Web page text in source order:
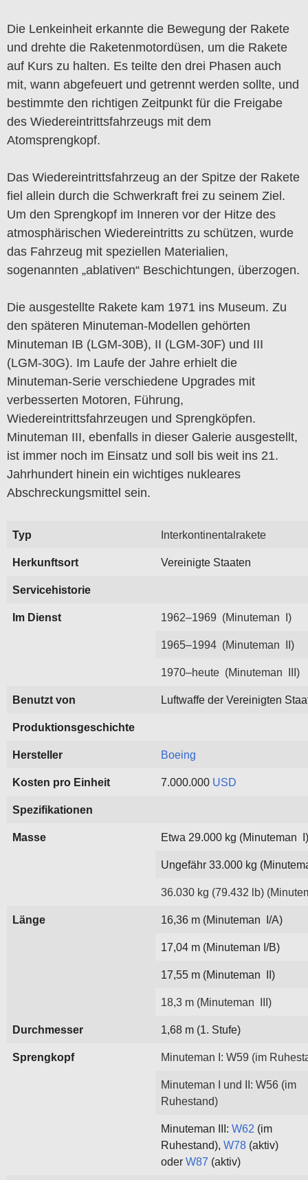
Die Lenkeinheit erkannte die Bewegung der Rakete
und drehte die Raketenmotordüsen, um die Rakete
auf Kurs zu halten. Es teilte den drei Phasen auch
mit, wann abgefeuert und getrennt werden sollte, und
bestimmte den richtigen Zeitpunkt für die Freigabe
des Wiedereintrittsfahrzeugs mit dem
Atomsprengkopf.
Das Wiedereintrittsfahrzeug an der Spitze der Rakete
fiel allein durch die Schwerkraft frei zu seinem Ziel.
Um den Sprengkopf im Inneren vor der Hitze des
atmosphärischen Wiedereintritts zu schützen, wurde
das Fahrzeug mit speziellen Materialien,
sogenannten „ablativen“ Beschichtungen, überzogen.
Die ausgestellte Rakete kam 1971 ins Museum. Zu
den späteren Minuteman-Modellen gehörten
Minuteman IB (LGM-30B), II (LGM-30F) und III
(LGM-30G). Im Laufe der Jahre erhielt die
Minuteman-Serie verschiedene Upgrades mit
verbesserten Motoren, Führung,
Wiedereintrittsfahrzeugen und Sprengköpfen.
Minuteman III, ebenfalls in dieser Galerie ausgestellt,
ist immer noch im Einsatz und soll bis weit ins 21.
Jahrhundert hinein ein wichtiges nukleares
Abschreckungsmittel sein.
Typ Interkontinentalrakete
Herkunftsort Vereinigte Staaten
Servicehistorie
Im Dienst 1962–1969 (Minuteman I)
1965–1994 (Minuteman II)
1970–heute (Minuteman III)
Benutzt von Luftwaffe der Vereinigten
Produktionsgeschichte
Hersteller Boeing
Kosten pro Einheit 7.000.000 USD
Spezifikationen
Masse Etwa 29.000 kg (Minuteman I)
Ungefähr 33.000 kg
36.030 kg (79.432 lb)
Länge 16,36 m (Minuteman I/A)
17,04 m (Minuteman I/B)
17,55 m (Minuteman II)
18,3 m (Minuteman III)
Durchmesser 1,68 m (1. Stufe)
Sprengkopf Minuteman I: W59 (im
Minuteman I und II: W56 (im
Ruhestand)
Minuteman III: W62 (im
Ruhestand), W78 (aktiv)
oder W87 (aktiv)